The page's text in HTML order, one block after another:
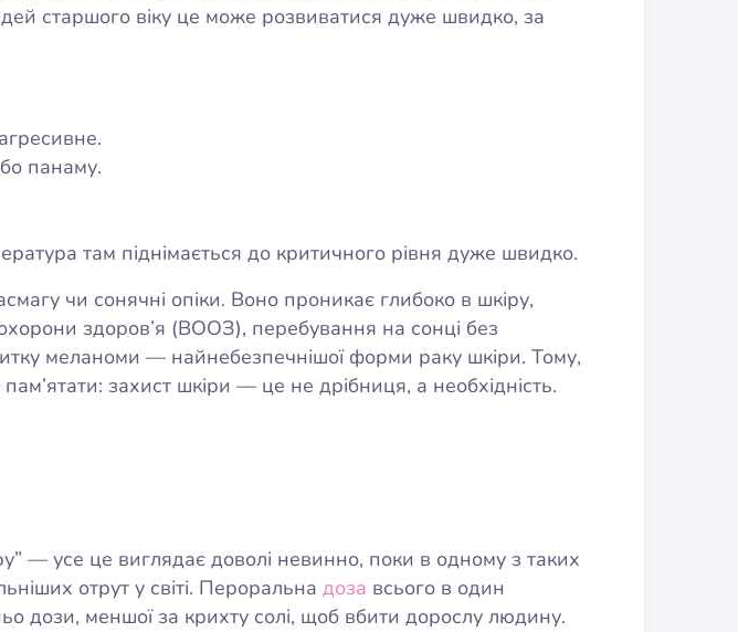
старшого віку це може розвиватися дуже швидко, за
панаму.
там піднімається до критичного рівня дуже швидко.
чи сонячні опіки. Воно проникає глибоко в шкіру,
охорони здоров’я (ВООЗ), перебування на сонці без
меланоми — найнебезпечнішої форми раку шкіри. Тому,
захист шкіри — це не дрібниця, а необхідність.
— усе це виглядає доволі невинно, поки в одному з таких
отрут у світі. Пероральна доза всього в один
дози, меншої за крихту солі, щоб вбити дорослу людину.